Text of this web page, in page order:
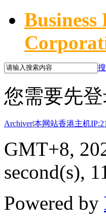
您需要先
Archiver|本网站香港主机
GMT+8,
second(s),
Powered by